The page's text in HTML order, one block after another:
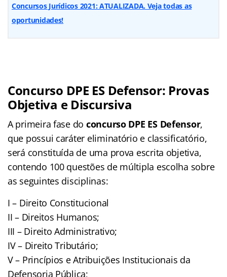
Concursos Jurídicos 2021: ATUALIZADA. Veja todas as
oportunidades!
Concurso DPE ES Defensor: Provas
Objetiva e Discursiva
A primeira fase do concurso DPE ES Defensor,
que possui caráter eliminatório e classificatório,
será constituída de uma prova escrita objetiva,
contendo 100 questões de múltipla escolha sobre
as seguintes disciplinas:
I – Direito Constitucional
II – Direitos Humanos;
III – Direito Administrativo;
IV – Direito Tributário;
V – Princípios e Atribuições Institucionais da
Defensoria Pública;